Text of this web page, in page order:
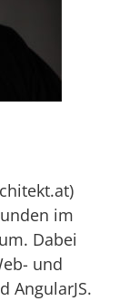
im
Dabei
und
AngularJS.